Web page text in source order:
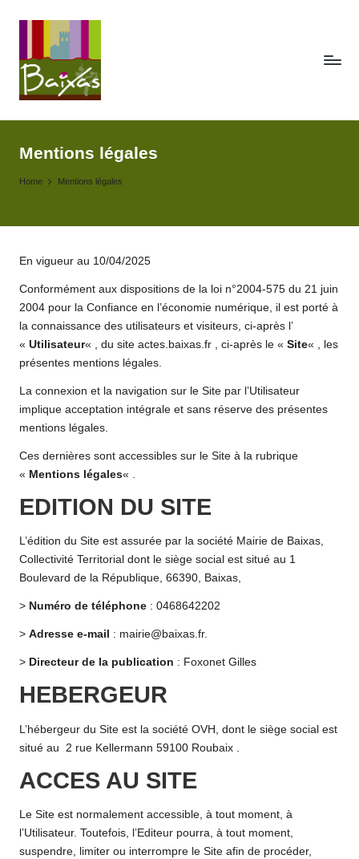
content
A
c
s
d
e
la
c
o
m
m
u
n
e
d
e
B
ai
x
a
s
toute
publicité
la
de
Baixas.
Mentions légales
Home Mentions légales
En vigueur au 10/04/2025
Conformément aux dispositions de la loi n°2004-575 du 21 juin
2004 pour la Confiance en l’économie numérique, il est porté à
la connaissance des utilisateurs et visiteurs, ci-après l’
« Utilisateur« , du site actes.baixas.fr , ci-après le « Site« , les
présentes mentions légales.
La connexion et la navigation sur le Site par l’Utilisateur
implique acceptation intégrale et sans réserve des présentes
mentions légales.
Ces dernières sont accessibles sur le Site à la rubrique
« Mentions légales« .
EDITION DU SITE
L’édition du Site est assurée par la société Mairie de Baixas,
Collectivité Territorial dont le siège social est situé au 1
Boulevard de la République, 66390, Baixas,
> Numéro de téléphone : 0468642202
> Adresse e-mail : mairie@baixas.fr.
> Directeur de la publication : Foxonet Gilles
HEBERGEUR
L’hébergeur du Site est la société OVH, dont le siège social est
situé au 2 rue Kellermann 59100 Roubaix .
ACCES AU SITE
Le Site est normalement accessible, à tout moment, à
l’Utilisateur. Toutefois, l’Editeur pourra, à tout moment,
suspendre, limiter ou interrompre le Site afin de procéder,